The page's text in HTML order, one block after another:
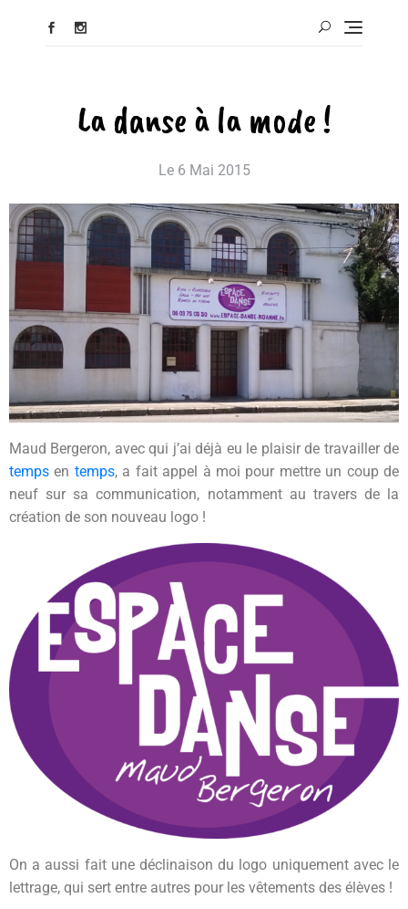
La danse à la mode !
Le 6 Mai 2015
Maud Bergeron, avec qui j’ai déjà eu le plaisir de travailler de
temps en temps, a fait appel à moi pour mettre un coup de
neuf sur sa communication, notamment au travers de la
création de son nouveau logo !
On a aussi fait une déclinaison du logo uniquement avec le
lettrage, qui sert entre autres pour les vêtements des élèves !